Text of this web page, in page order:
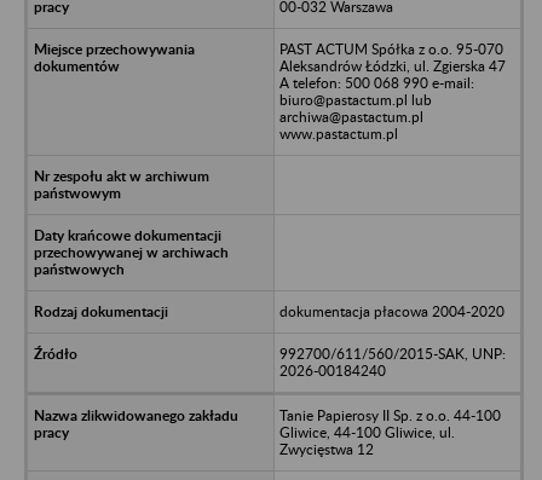
00-032 Warszawa
PAST ACTUM Spółka z o.o. 95-070
Aleksandrów Łódzki, ul. Zgierska 47
A telefon: 500 068 990 e-mail:
biuro@pastactum.pl lub
archiwa@pastactum.pl
www.pastactum.pl
dokumentacja płacowa 2004-2020
992700/611/560/2015-SAK, UNP:
2026-00184240
Tanie Papierosy II Sp. z o.o. 44-100
Gliwice, 44-100 Gliwice, ul.
Zwycięstwa 12